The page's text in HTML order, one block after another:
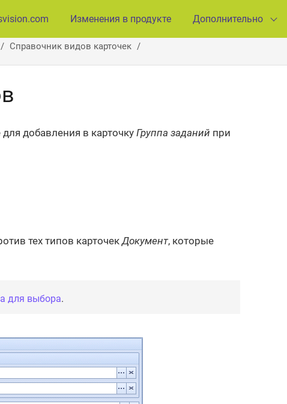
Изменения в продукте Дополнительно
Справочник видов карточек
добавления в карточку Группа заданий при
тех типов карточекДокумент, которые
для выбора.